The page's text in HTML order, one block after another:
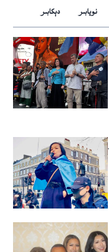
نويابىر دېكابىر